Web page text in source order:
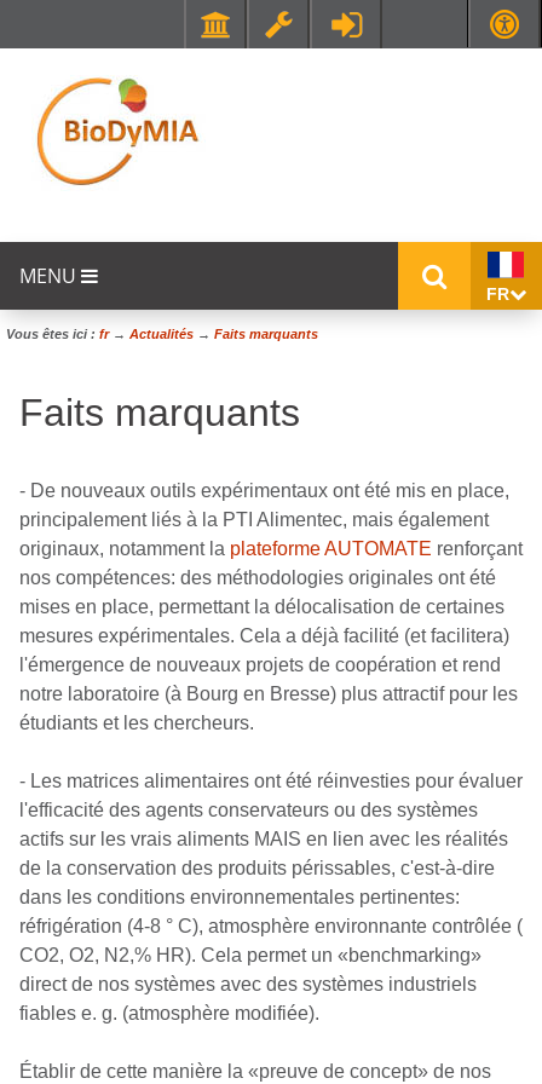
MENU
FR
Vous êtes ici : fr→ Actualités → Faits marquants
Faits marquants
- De nouveaux outils expérimentaux ont été mis en place,
principalement liés à la PTI Alimentec, mais également
originaux, notamment la plateforme AUTOMATE renforçant
nos compétences: des méthodologies originales ont été
mises en place, permettant la délocalisation de certaines
mesures expérimentales. Cela a déjà facilité (et facilitera)
l'émergence de nouveaux projets de coopération et rend
notre laboratoire (à Bourg en Bresse) plus attractif pour les
étudiants et les chercheurs.
- Les matrices alimentaires ont été réinvesties pour évaluer
l'efficacité des agents conservateurs ou des systèmes
actifs sur les vrais aliments MAIS en lien avec les réalités
de la conservation des produits périssables, c'est-à-dire
dans les conditions environnementales pertinentes:
réfrigération (4-8 ° C), atmosphère environnante contrôlée (
CO2, O2, N2,% HR). Cela permet un «benchmarking»
direct de nos systèmes avec des systèmes industriels
fiables e. g. (atmosphère modifiée).
Établir de cette manière la «preuve de concept» de nos